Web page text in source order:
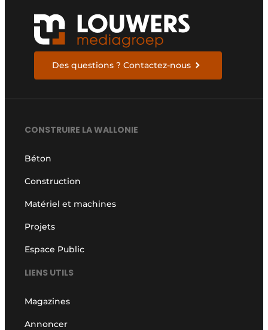
Des questions ? Contactez-nous
CONSTRUIRE LA WALLONIE
Béton
Construction
Matériel et machines
Projets
Espace Public
LIENS UTILS
Magazines
Annoncer